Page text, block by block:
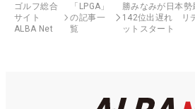
ゴルフ総合
サイト
ALBA Net
「LPGA」
の記事一
覧
勝みなみが日本
142位出遅れ リ
ットスタート